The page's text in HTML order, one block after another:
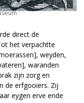
direct de
het verpachtte
weyden,
waranden
zijn zorg en
de erfgooiers. Zij
eygen erve ende